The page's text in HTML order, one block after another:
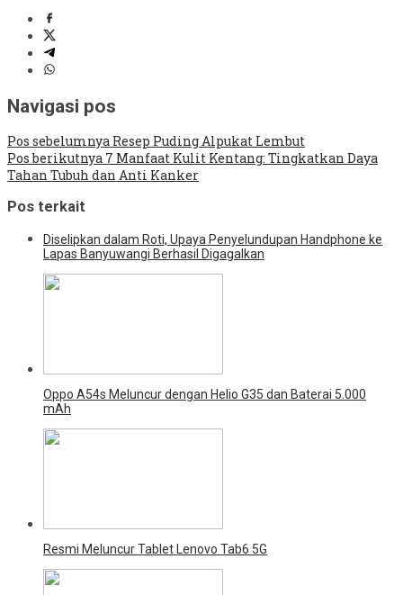
Navigasi pos
Pos sebelumnya Resep Puding Alpukat Lembut
Pos berikutnya 7 Manfaat Kulit Kentang: Tingkatkan Daya
Tahan Tubuh dan Anti Kanker
Pos terkait
Diselipkan dalam Roti, Upaya Penyelundupan Handphone ke
Lapas Banyuwangi Berhasil Digagalkan
Oppo A54s Meluncur dengan Helio G35 dan Baterai 5.000
mAh
Resmi Meluncur Tablet Lenovo Tab6 5G